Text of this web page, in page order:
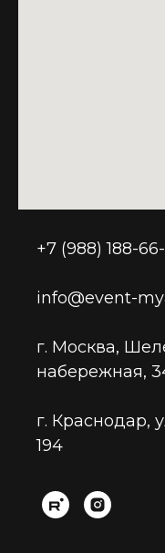
+7 (988) 188-
info@event-
г. Москва,
набережная,
г. Краснодар,
194